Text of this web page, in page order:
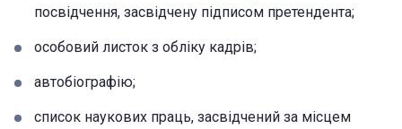
посвідчення, засвідчену підписом претендента;
особовий листок з обліку кадрів;
автобіографію;
список наукових праць, засвідчений за місцем